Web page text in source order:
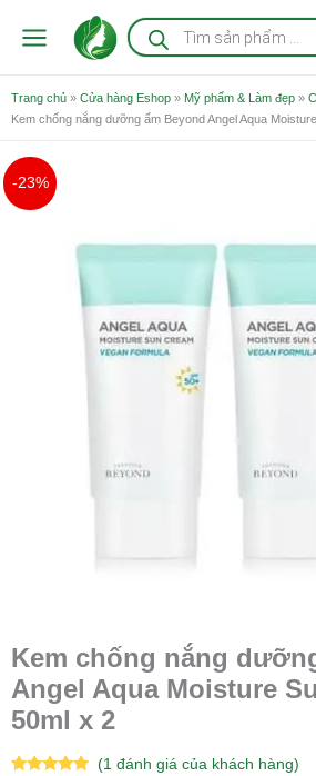
Tìm
kiếm
sản
Trang chủ » Cửa hàng Eshop » Mỹ phẩm & Làm đẹp »
Kem chống nắng dưỡng ẩm Beyond Angel Aqua
-23%
Kem chống nắng
Angel Aqua Moisture
50ml x 2
(1 đánh giá của khách hàng)
650.000 ₫.là:
Kem
chống